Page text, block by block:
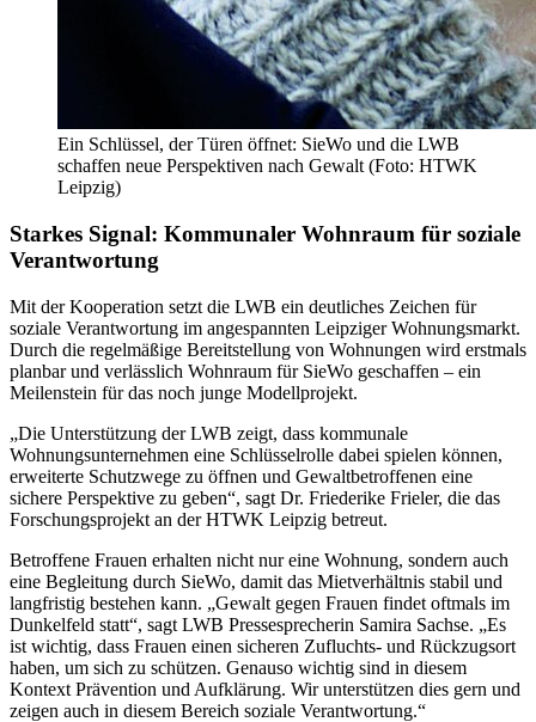
Ein Schlüssel, der Türen öffnet: SieWo und die LWB
schaffen neue Perspektiven nach Gewalt (Foto: HTWK
Leipzig)
Starkes Signal: Kommunaler Wohnraum für soziale
Verantwortung
Mit der Kooperation setzt die LWB ein deutliches Zeichen für
soziale Verantwortung im angespannten Leipziger Wohnungsmarkt.
Durch die regelmäßige Bereitstellung von Wohnungen wird erstmals
planbar und verlässlich Wohnraum für SieWo geschaffen – ein
Meilenstein für das noch junge Modellprojekt.
„Die Unterstützung der LWB zeigt, dass kommunale
Wohnungsunternehmen eine Schlüsselrolle dabei spielen können,
erweiterte Schutzwege zu öffnen und Gewaltbetroffenen eine
sichere Perspektive zu geben“, sagt Dr. Friederike Frieler, die das
Forschungsprojekt an der HTWK Leipzig betreut.
Betroffene Frauen erhalten nicht nur eine Wohnung, sondern auch
eine Begleitung durch SieWo, damit das Mietverhältnis stabil und
langfristig bestehen kann. „Gewalt gegen Frauen findet oftmals im
Dunkelfeld statt“, sagt LWB Pressesprecherin Samira Sachse. „Es
ist wichtig, dass Frauen einen sicheren Zufluchts- und Rückzugsort
haben, um sich zu schützen. Genauso wichtig sind in diesem
Kontext Prävention und Aufklärung. Wir unterstützen dies gern und
zeigen auch in diesem Bereich soziale Verantwortung.“